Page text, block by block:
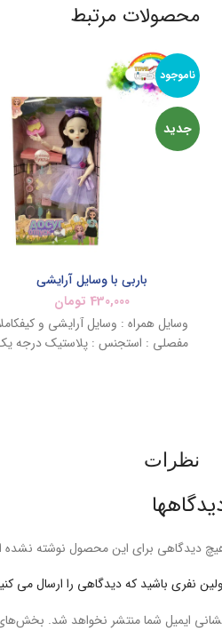
محصولات مرتبط
ناموجود
جدید
باربی با وسایل آرایشی
430,000 تومان
وسایل همراه : وسایل آرایشی و
مفصلی : استجنس : پلاستیک درجه
نظرات
دیدگاهی برای این محصول نوشته
نفری باشید که دیدگاهی را ارسال می
ایمیل شما منتشر نخواهد شد. بخش‌های